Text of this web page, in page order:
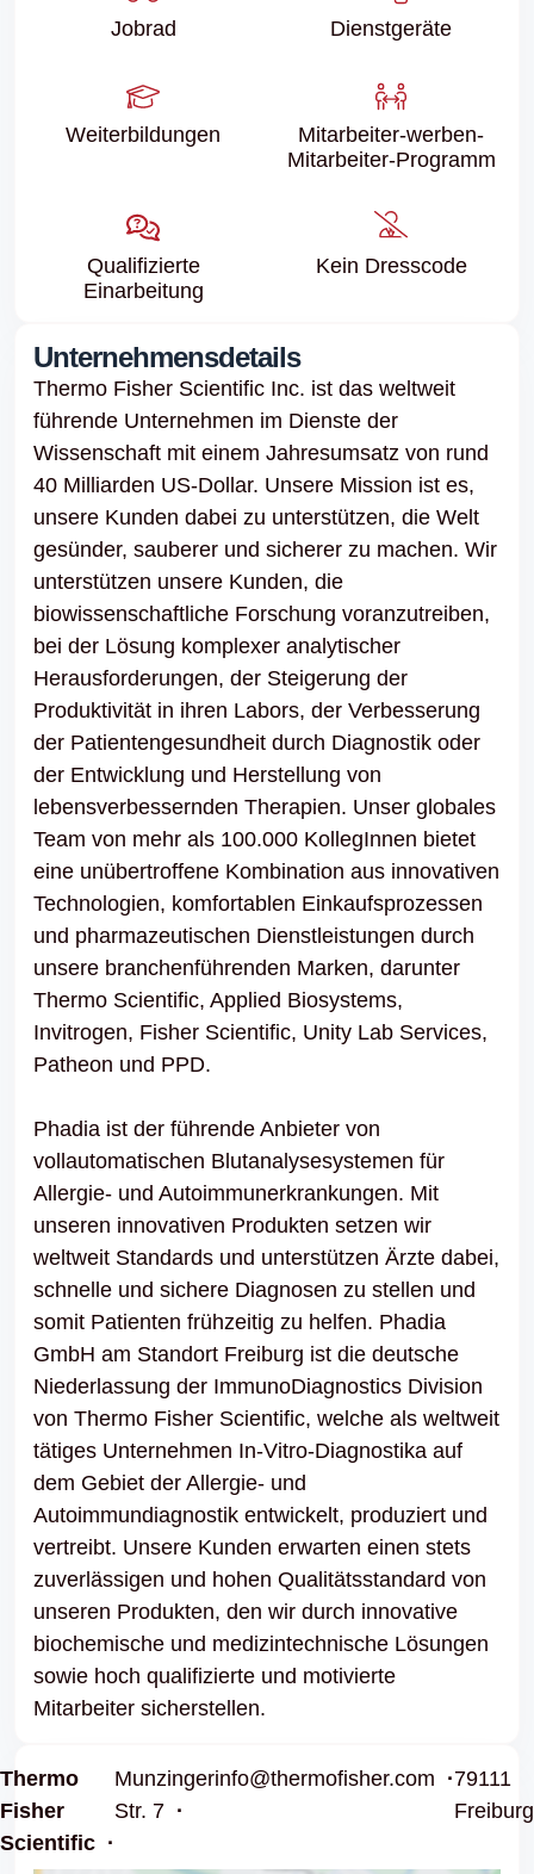
Jobrad Dienstgeräte
Weiter­bildungen
Mitarbeiter-werben-
Mitarbeiter-Programm
Qualifizierte
Einarbeitung
Kein Dresscode
Unternehmensdetails
Thermo Fisher Scientific Inc. ist das weltweit
führende Unternehmen im Dienste der
Wissenschaft mit einem Jahresumsatz von rund
40 Milliarden US-Dollar. Unsere Mission ist es,
unsere Kunden dabei zu unterstützen, die Welt
gesünder, sauberer und sicherer zu machen. Wir
unterstützen unsere Kunden, die
biowissenschaftliche Forschung voranzutreiben,
bei der Lösung komplexer analytischer
Herausforderungen, der Steigerung der
Produktivität in ihren Labors, der Verbesserung
der Patientengesundheit durch Diagnostik oder
der Entwicklung und Herstellung von
lebensverbessernden Therapien. Unser globales
Team von mehr als 100.000 KollegInnen bietet
eine unübertroffene Kombination aus innovativen
Technologien, komfortablen Einkaufsprozessen
und pharmazeutischen Dienstleistungen durch
unsere branchenführenden Marken, darunter
Thermo Scientific, Applied Biosystems,
Invitrogen, Fisher Scientific, Unity Lab Services,
Patheon und PPD.
Phadia ist der führende Anbieter von
vollautomatischen Blutanalysesystemen für
Allergie- und Autoimmunerkrankungen. Mit
unseren innovativen Produkten setzen wir
weltweit Standards und unterstützen Ärzte dabei,
schnelle und sichere Diagnosen zu stellen und
somit Patienten frühzeitig zu helfen. Phadia
GmbH am Standort Freiburg ist die deutsche
Niederlassung der ImmunoDiagnostics Division
von Thermo Fisher Scientific, welche als weltweit
tätiges Unternehmen In-Vitro-Diagnostika auf
dem Gebiet der Allergie- und
Autoimmundiagnostik entwickelt, produziert und
vertreibt. Unsere Kunden erwarten einen stets
zuverlässigen und hohen Qualitätsstandard von
unseren Produkten, den wir durch innovative
biochemische und medizintechnische Lösungen
sowie hoch qualifizierte und motivierte
Mitarbeiter sicherstellen.
Thermo
Fisher
Scientific
Munzinger
Str. 7
info@thermofisher.com
79111
Freiburg